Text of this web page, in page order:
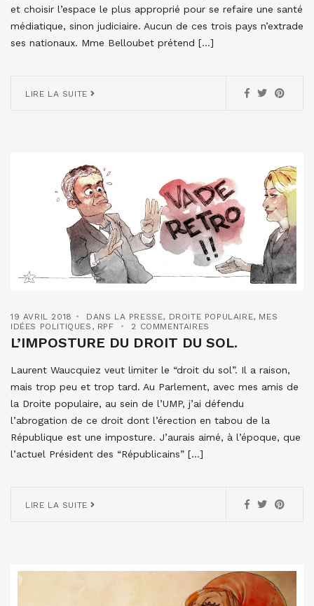
et choisir l’espace le plus approprié pour se refaire une santé
médiatique, sinon judiciaire. Aucun de ces trois pays n’extrade
ses nationaux. Mme Belloubet prétend […]
LIRE LA SUITE
19 AVRIL 2018 DANS LA PRESSE, DROITE POPULAIRE, MES
IDÉES POLITIQUES , RPF 2 COMMENTAIRES
L’IMPOSTURE DU DROIT DU SOL.
Laurent Waucquiez veut limiter le “droit du sol”. Il a raison,
mais trop peu et trop tard. Au Parlement, avec mes amis de
la Droite populaire, au sein de l’UMP, j’ai défendu
l’abrogation de ce droit dont l’érection en tabou de la
République est une imposture. J’aurais aimé, à l’époque, que
l’actuel Président des “Républicains” […]
LIRE LA SUITE